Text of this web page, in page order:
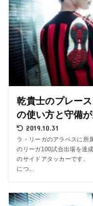
乾貴士のプレー
の使い方と守備
2019.10.31
ラ・リーガのアラベスに所
のリーガ100試合出場を達
のサイドアタッカーです。
につ...